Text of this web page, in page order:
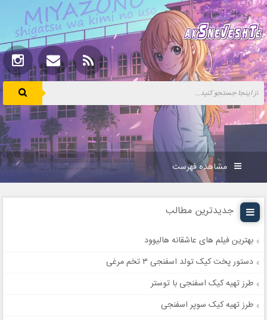
مشاهده فهرست
جدیدترین مطالب
بهترین فیلم های عاشقانه هالیوود
دستور پخت کیک تولد اسفنجی ۳ تخم مرغی
طرز تهیه کیک اسفنجی با توستر
طرز تهیه کیک سوپر اسفنجی